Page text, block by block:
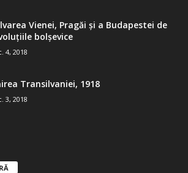
Vienei, Pragăi şi a Budapestei de
bolşevice
4, 2018
Transilvaniei, 1918
3, 2018